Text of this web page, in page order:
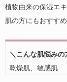
植物由来の保湿エキ
肌の方にもおすすめ
＼こんな肌悩みの
乾燥肌、敏感肌